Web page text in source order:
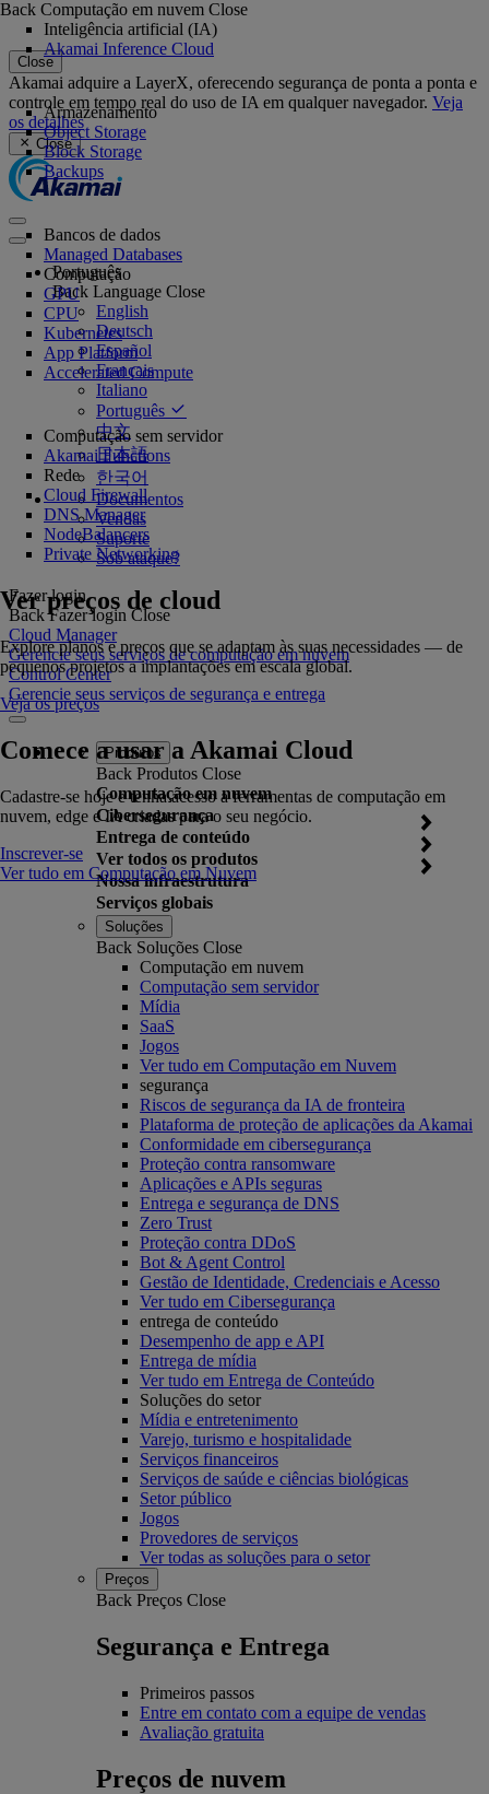
Close
Akamai adquire a LayerX, oferecendo segurança de ponta a ponta e
controle em tempo real do uso de IA em qualquer navegador. Veja
os detalhes
Close
Português
Back Language Close
English
Deutsch
Español
Français
Italiano
Português
中文
日本語
한국어
Documentos
Vendas
Suporte
Sob ataque?
Fazer login
Back Fazer login Close
Cloud Manager
Gerencie seus serviços de computação em nuvem
Control Center
Gerencie seus serviços de segurança e entrega
Produtos
Back Produtos Close
Computação em nuvem
Cibersegurança
Entrega de conteúdo
Ver todos os produtos
Nossa infraestrutura
Serviços globais
Back Computação em nuvem Close
Inteligência artificial (IA)
Akamai Inference Cloud
Armazenamento
Object Storage
Block Storage
Backups
Bancos de dados
Managed Databases
Computação
GPU
CPU
Kubernetes
App Platform
Accelerated Compute
Computação sem servidor
Akamai Functions
Rede
Cloud Firewall
DNS Manager
NodeBalancers
Private Networking
Ver preços de cloud
Explore planos e preços que se adaptam às suas necessidades — de
pequenos projetos a implantações em escala global.
Veja os preços
Comece a usar a Akamai Cloud
Cadastre-se hoje e tenha acesso a ferramentas de computação em
nuvem, edge e IA criadas para o seu negócio.
Inscrever-se
Ver tudo em Computação em Nuvem
Soluções
Back Soluções Close
Computação em nuvem
Computação sem servidor
Mídia
SaaS
Jogos
Ver tudo em Computação em Nuvem
segurança
Riscos de segurança da IA de fronteira
Plataforma de proteção de aplicações da Akamai
Conformidade em cibersegurança
Proteção contra ransomware
Aplicações e APIs seguras
Entrega e segurança de DNS
Zero Trust
Proteção contra DDoS
Bot & Agent Control
Gestão de Identidade, Credenciais e Acesso
Ver tudo em Cibersegurança
entrega de conteúdo
Desempenho de app e API
Entrega de mídia
Ver tudo em Entrega de Conteúdo
Soluções do setor
Mídia e entretenimento
Varejo, turismo e hospitalidade
Serviços financeiros
Serviços de saúde e ciências biológicas
Setor público
Jogos
Provedores de serviços
Ver todas as soluções para o setor
Preços
Back Preços Close
Segurança e Entrega
Primeiros passos
Entre em contato com a equipe de vendas
Avaliação gratuita
Preços de nuvem